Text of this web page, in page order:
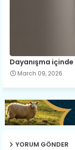
Dayanışma
March 09, 2026
YORUM GÖNDER